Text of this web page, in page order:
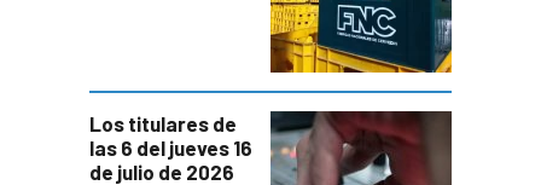
Los titulares de
las 6 del jueves 16
de julio de 2026